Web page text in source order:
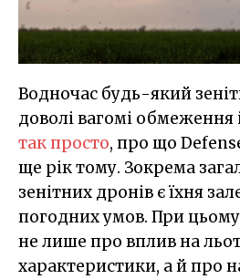
Водночас будь-який
доволі вагомі обмеження
так просто, про що
ще рік тому. Зокрема
зенітних дронів є їхня
погодних умов. При
не лише про вплив на
характеристики, а й про